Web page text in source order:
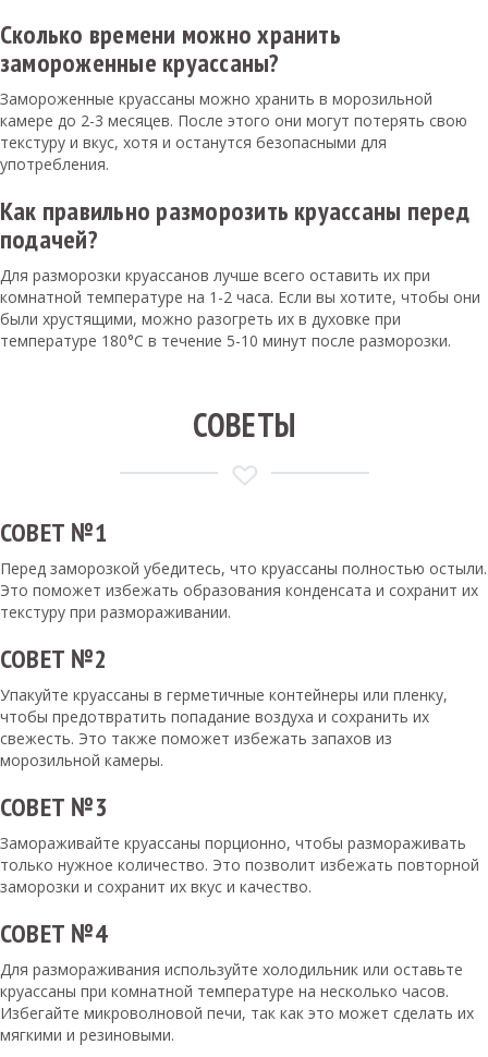
Сколько времени можно хранить
замороженные круассаны?
Замороженные круассаны можно хранить в морозильной
камере до 2-3 месяцев. После этого они могут потерять свою
текстуру и вкус, хотя и останутся безопасными для
употребления.
Как правильно разморозить круассаны перед
подачей?
Для разморозки круассанов лучше всего оставить их при
комнатной температуре на 1-2 часа. Если вы хотите, чтобы они
были хрустящими, можно разогреть их в духовке при
температуре 180°C в течение 5-10 минут после разморозки.
СОВЕТЫ
СОВЕТ №1
Перед заморозкой убедитесь, что круассаны полностью остыли.
Это поможет избежать образования конденсата и сохранит их
текстуру при размораживании.
СОВЕТ №2
Упакуйте круассаны в герметичные контейнеры или пленку,
чтобы предотвратить попадание воздуха и сохранить их
свежесть. Это также поможет избежать запахов из
морозильной камеры.
СОВЕТ №3
Замораживайте круассаны порционно, чтобы размораживать
только нужное количество. Это позволит избежать повторной
заморозки и сохранит их вкус и качество.
СОВЕТ №4
Для размораживания используйте холодильник или оставьте
круассаны при комнатной температуре на несколько часов.
Избегайте микроволновой печи, так как это может сделать их
мягкими и резиновыми.